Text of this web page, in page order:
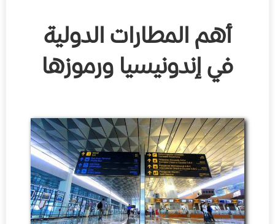
أهم المطارات الدولية
في إندونيسيا ورموزها